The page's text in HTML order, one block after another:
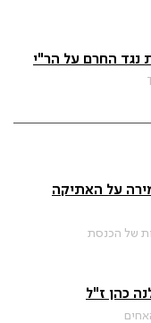
על האתיקה
של הכנסת
כהן ז"ל